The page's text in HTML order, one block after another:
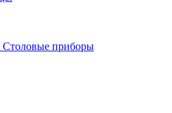
Cтоловые приборы